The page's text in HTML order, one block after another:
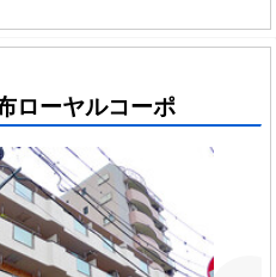
ローヤルコーポ